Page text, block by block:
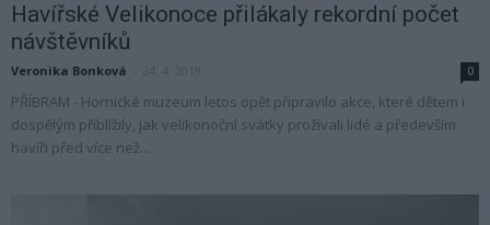
Havířské Velikonoce přilákaly rekordní počet
návštěvníků
Veronika Bonková 0
PŘÍBRAM - Hornické muzeum letos opět připravilo akce, které dětem i
dospělým přiblížily, jak velikonoční svátky prožívali lidé a především
havíři před více než...